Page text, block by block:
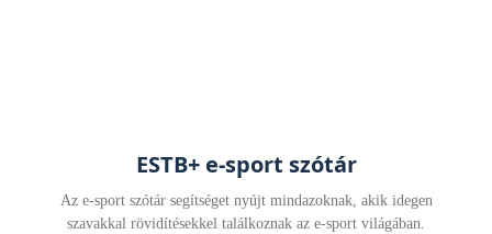
ESTB+ e-sport szótár
Az e-sport szótár segítséget nyújt mindazoknak, akik idegen
szavakkal rövidítésekkel találkoznak az e-sport világában.